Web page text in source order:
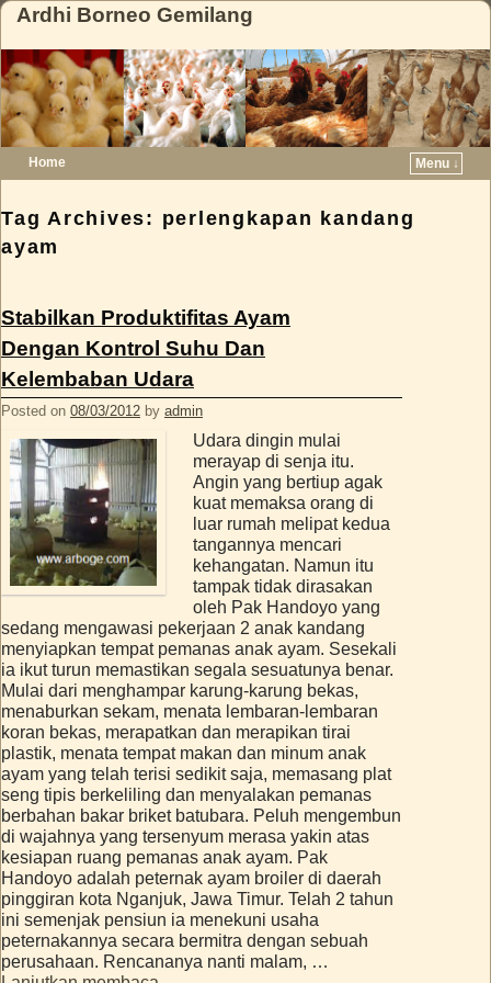
Ardhi Borneo Gemilang
Home
Menu ↓
Tag Archives: perlengkapan kandang
ayam
Stabilkan Produktifitas Ayam
Dengan Kontrol Suhu Dan
Kelembaban Udara
Posted on 08/03/2012 by admin
Udara dingin mulai
merayap di senja itu.
Angin yang bertiup agak
kuat memaksa orang di
luar rumah melipat kedua
tangannya mencari
kehangatan. Namun itu
tampak tidak dirasakan
oleh Pak Handoyo yang
sedang mengawasi pekerjaan 2 anak kandang
menyiapkan tempat pemanas anak ayam. Sesekali
ia ikut turun memastikan segala sesuatunya benar.
Mulai dari menghampar karung-karung bekas,
menaburkan sekam, menata lembaran-lembaran
koran bekas, merapatkan dan merapikan tirai
plastik, menata tempat makan dan minum anak
ayam yang telah terisi sedikit saja, memasang plat
seng tipis berkeliling dan menyalakan pemanas
berbahan bakar briket batubara. Peluh mengembun
di wajahnya yang tersenyum merasa yakin atas
kesiapan ruang pemanas anak ayam. Pak
Handoyo adalah peternak ayam broiler di daerah
pinggiran kota Nganjuk, Jawa Timur. Telah 2 tahun
ini semenjak pensiun ia menekuni usaha
peternakannya secara bermitra dengan sebuah
perusahaan. Rencananya nanti malam, …